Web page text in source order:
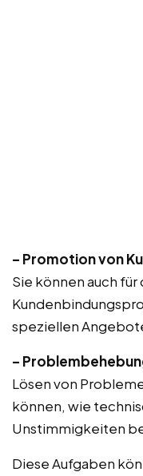
– Promotion von
Sie können auch
speziellen
–
Lösen von
können, wie
Unstimmigkeiten
Diese Aufgaben